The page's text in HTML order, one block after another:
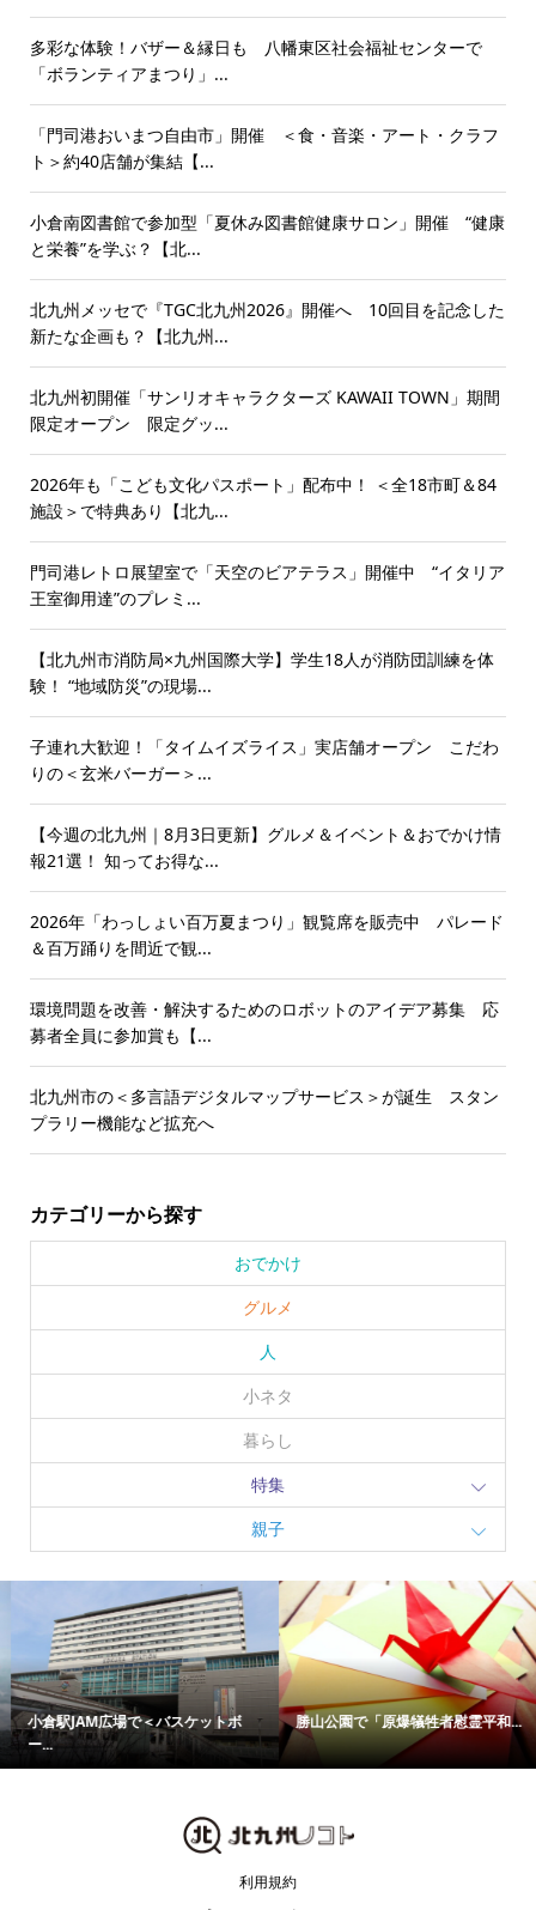
多彩な体験！バザー＆縁日も 八幡東区社会福祉センターで
「ボランティアまつり」...
「門司港おいまつ自由市」開催 ＜食・音楽・アート・クラフ
ト＞約40店舗が集結【...
小倉南図書館で参加型「夏休み図書館健康サロン」開催 “健康
と栄養”を学ぶ？【北...
北九州メッセで『TGC北九州2026』開催へ 10回目を記念した
新たな企画も？【北九州...
北九州初開催「サンリオキャラクターズ KAWAII TOWN」期間
限定オープン 限定グッ...
2026年も「こども文化パスポート」配布中！ ＜全18市町＆84
施設＞で特典あり【北九...
門司港レトロ展望室で「天空のビアテラス」開催中 “イタリア
王室御用達”のプレミ...
【北九州市消防局×九州国際大学】学生18人が消防団訓練を体
験！ “地域防災”の現場...
子連れ大歓迎！「タイムイズライス」実店舗オープン こだわ
りの＜玄米バーガー＞...
【今週の北九州｜8月3日更新】グルメ＆イベント＆おでかけ情
報21選！ 知ってお得な...
2026年「わっしょい百万夏まつり」観覧席を販売中 パレード
＆百万踊りを間近で観...
環境問題を改善・解決するためのロボットのアイデア募集 応
募者全員に参加賞も【...
北九州市の＜多言語デジタルマップサービス＞が誕生 スタン
プラリー機能など拡充へ
カテゴリーから探す
おでかけ
グルメ
人
小ネタ
暮らし
特集
親子
小倉駅JAM広場で＜バスケットボ
ー...
勝山公園で「原爆犠牲者慰霊平和...
利用規約